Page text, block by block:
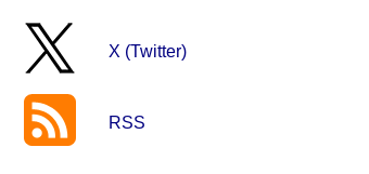
X (Twitter)
RSS